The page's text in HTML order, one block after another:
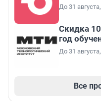
До 31
Скидка
год
До 31
Все